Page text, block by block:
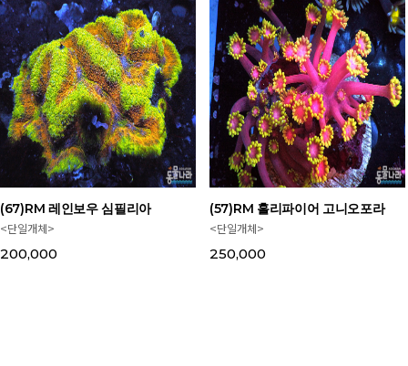
(67)RM 레인보우 심필리아
<단일개체>
200,000
(57)RM 홀리파이어 고니오포라
<단일개체>
250,000